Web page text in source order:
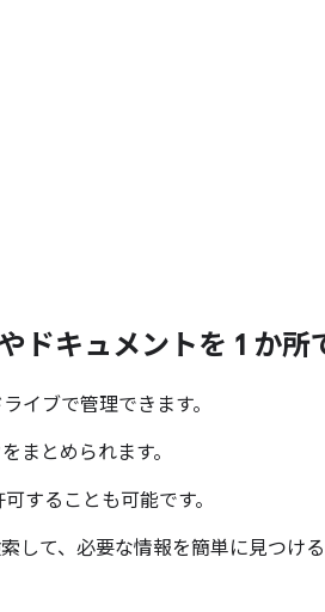
ドキュメントを 1 か所
イブで管理できます。
まとめられます。
することも可能です。
して、必要な情報を簡単に見つけ